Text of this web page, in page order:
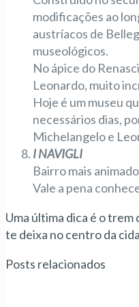
modificações ao
austríacos de
museológicos.
No ápice do
Leonardo, muito
Hoje é um museu
necessários dias,
Michelangelo e
I NAVIGLI
Bairro mais
Vale a pena
Uma última dica é o
te deixa no centro da
Posts relacionados